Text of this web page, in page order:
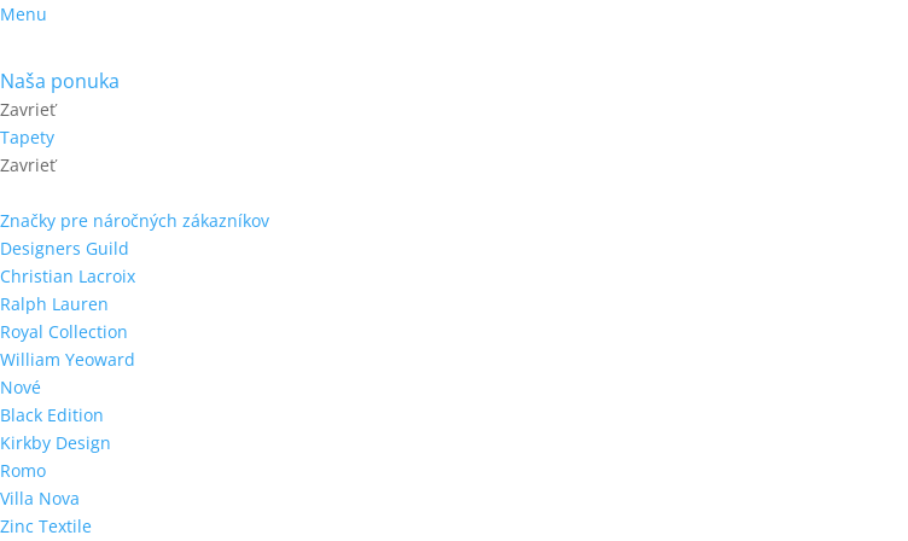
Menu
Naša ponuka
Zavrieť
Tapety
Zavrieť
Značky pre náročných zákazníkov
Designers Guild
Christian Lacroix
Ralph Lauren
Royal Collection
William Yeoward
Nové
Black Edition
Kirkby Design
Romo
Villa Nova
Zinc Textile